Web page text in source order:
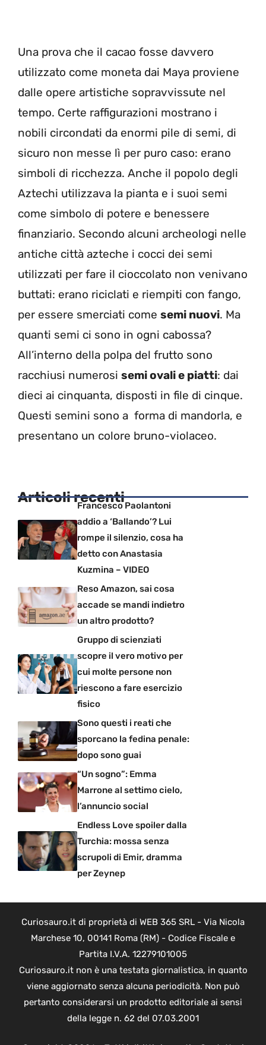
Una prova che il cacao fosse davvero
utilizzato come moneta dai Maya proviene
dalle opere artistiche sopravvissute nel
tempo. Certe raffigurazioni mostrano i
nobili circondati da enormi pile di semi, di
sicuro non messe lì per puro caso: erano
simboli di ricchezza. Anche il popolo degli
Aztechi utilizzava la pianta e i suoi semi
come simbolo di potere e benessere
finanziario. Secondo alcuni archeologi nelle
antiche città azteche i cocci dei semi
utilizzati per fare il cioccolato non venivano
buttati: erano riciclati e riempiti con fango,
per essere smerciati come semi nuovi. Ma
quanti semi ci sono in ogni cabossa?
All’interno della polpa del frutto sono
racchiusi numerosi semi ovali e piatti: dai
dieci ai cinquanta, disposti in file di cinque.
Questi semini sono a forma di mandorla, e
presentano un colore bruno-violaceo.
Articoli recentiFrancesco Paolantoni
addio a ‘Ballando’? Lui
rompe il silenzio, cosa ha
detto con Anastasia
Kuzmina – VIDEO
Reso Amazon, sai cosa
accade se mandi indietro
un altro prodotto?
Gruppo di scienziati
scopre il vero motivo per
cui molte persone non
riescono a fare esercizio
fisico
Sono questi i reati che
sporcano la fedina penale:
dopo sono guai
“Un sogno”: Emma
Marrone al settimo cielo,
l’annuncio social
Endless Love spoiler dalla
Turchia: mossa senza
scrupoli di Emir, dramma
per Zeynep
Curiosauro.it di proprietà di WEB 365 SRL - Via Nicola
Marchese 10, 00141 Roma (RM) - Codice Fiscale e
Partita I.V.A. 12279101005
Curiosauro.it non è una testata giornalistica, in quanto
viene aggiornato senza alcuna periodicità. Non può
pertanto considerarsi un prodotto editoriale ai sensi
della legge n. 62 del 07.03.2001